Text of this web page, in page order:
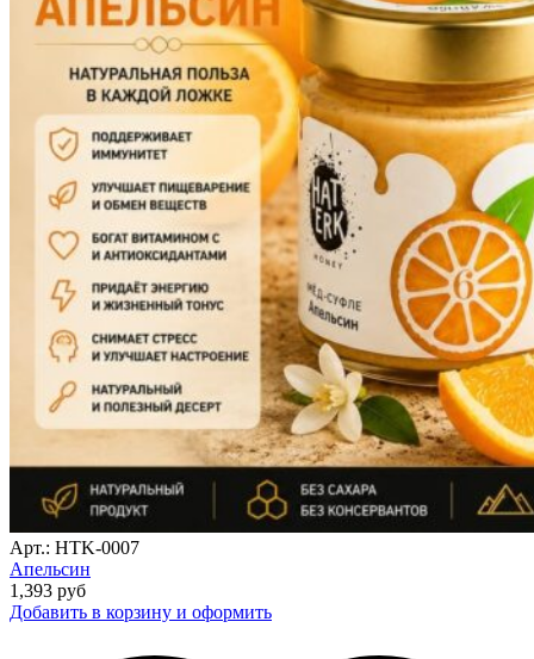
Арт.: HTK-0007
Апельсин
1,393 руб
Добавить в корзину и оформить